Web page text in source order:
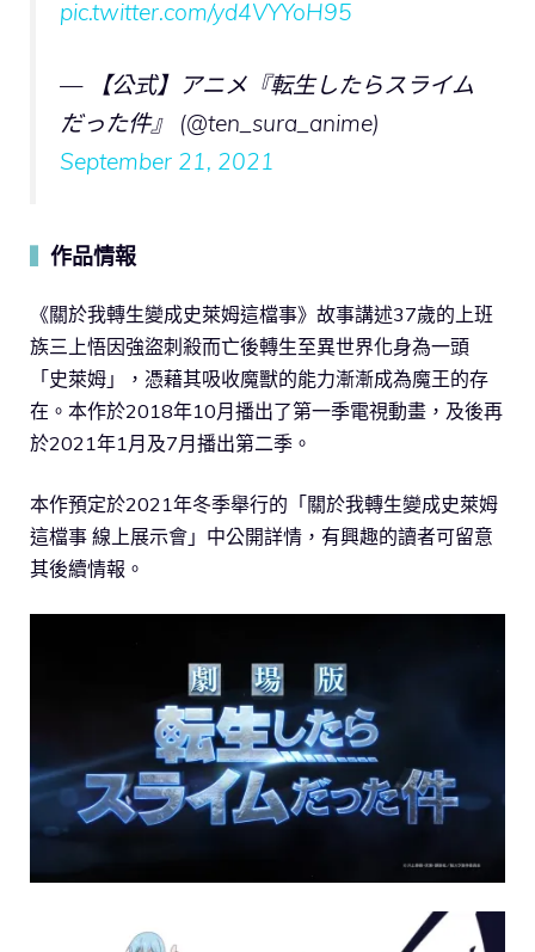
pic.twitter.com/yd4VYYoH95
— 【公式】アニメ『転生したらスライム
だった件』 (@ten_sura_anime)
September 21, 2021
作品情報
《關於我轉生變成史萊姆這檔事》故事講述37歲的上班
族三上悟因強盜刺殺而亡後轉生至異世界化身為一頭
「史萊姆」，憑藉其吸收魔獸的能力漸漸成為魔王的存
在。本作於2018年10月播出了第一季電視動畫，及後再
於2021年1月及7月播出第二季。
本作預定於2021年冬季舉行的「關於我轉生變成史萊姆
這檔事 線上展示會」中公開詳情，有興趣的讀者可留意
其後續情報。